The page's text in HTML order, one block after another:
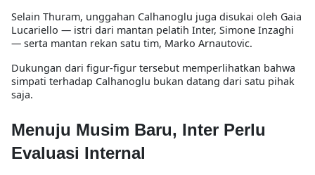
Selain Thuram, unggahan Calhanoglu juga disukai oleh Gaia
Lucariello — istri dari mantan pelatih Inter, Simone Inzaghi
— serta mantan rekan satu tim, Marko Arnautovic.
Dukungan dari figur-figur tersebut memperlihatkan bahwa
simpati terhadap Calhanoglu bukan datang dari satu pihak
saja.
Menuju Musim Baru, Inter Perlu
Evaluasi Internal